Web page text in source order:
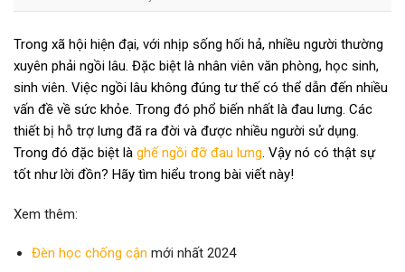
Trong xã hội hiện đại, với nhịp sống hối hả, nhiều người thường
xuyên phải ngồi lâu. Đặc biệt là nhân viên văn phòng, học sinh,
sinh viên. Việc ngồi lâu không đúng tư thế có thể dẫn đến nhiều
vấn đề về sức khỏe. Trong đó phổ biến nhất là đau lưng. Các
thiết bị hỗ trợ lưng đã ra đời và được nhiều người sử dụng.
Trong đó đặc biệt là ghế ngồi đỡ đau lưng. Vậy nó có thật sự
tốt như lời đồn? Hãy tìm hiểu trong bài viết này!
Xem thêm:
Đèn học chống cận mới nhất 2024